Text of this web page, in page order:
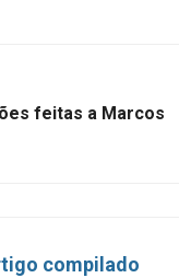
feitas a Marcos
compilado